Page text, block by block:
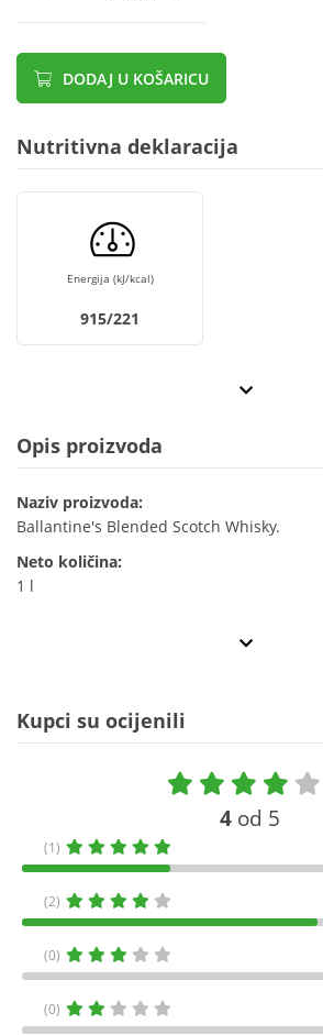
DODAJ U KOŠARICU
Nutritivna deklaracija
Energija (kJ/kcal)
915/221
Opis proizvoda
Naziv proizvoda:
Ballantine's Blended Scotch Whisky.
Neto količina:
1 l
Kupci su ocijenili
4 od 5
(1)
(2)
(0)
(0)